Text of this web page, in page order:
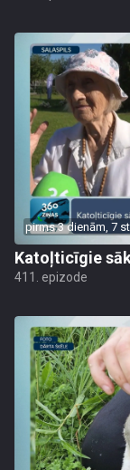
pirms 3 dienām, 7
Katoļticīgie
411. epizode